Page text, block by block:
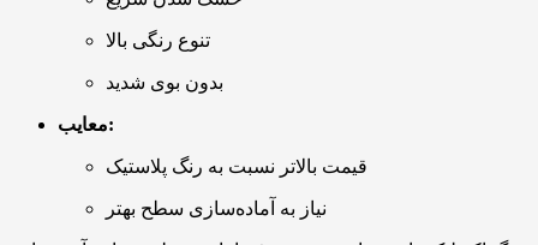
تنوع رنگی بالا
بدون بوی شدید
معایب:
قیمت بالاتر نسبت به رنگ پلاستیک
نیاز به آماده‌سازی سطح بهتر